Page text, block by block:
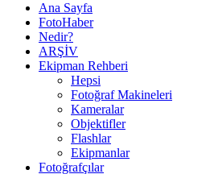
Ana Sayfa
FotoHaber
Nedir?
ARŞİV
Ekipman Rehberi
Hepsi
Fotoğraf Makineleri
Kameralar
Objektifler
Flashlar
Ekipmanlar
Fotoğrafçılar